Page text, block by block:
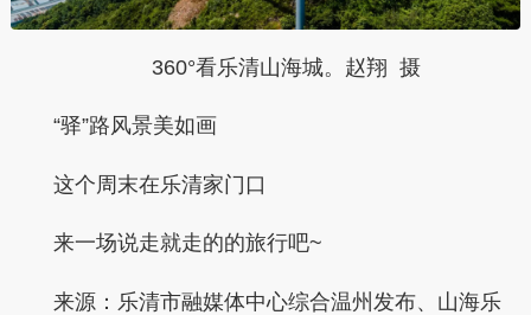
360°看乐清山海城。赵翔 摄
“驿”路风景美如画
这个周末在乐清家门口
来一场说走就走的的旅行吧~
来源：乐清市融媒体中心综合温州发布、山海乐